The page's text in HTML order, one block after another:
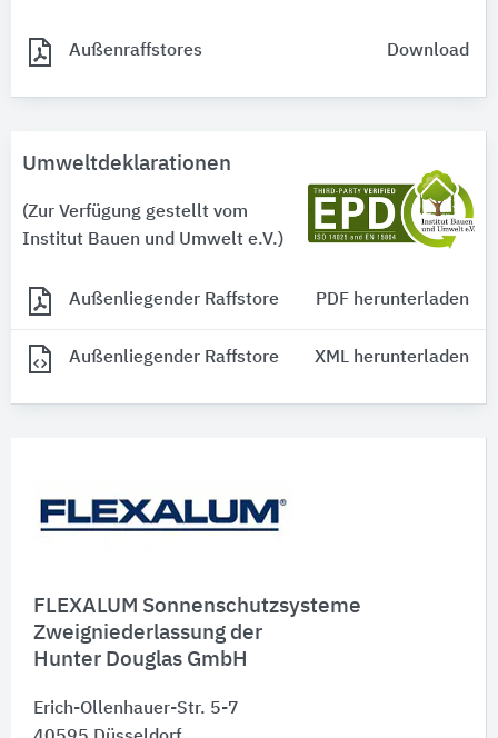
FLEXALUM Sonnenschutzsysteme
Zweigniederlassung der
Hunter Douglas GmbH
Erich-Ollenhauer-Str. 5-7
Außenraffstores Download
Umweltdeklarationen
(Zur Verfügung gestellt vom
Institut Bauen und Umwelt e.V.)
Außenliegender Raffstore PDF herunterladen
Außenliegender Raffstore XML herunterladen